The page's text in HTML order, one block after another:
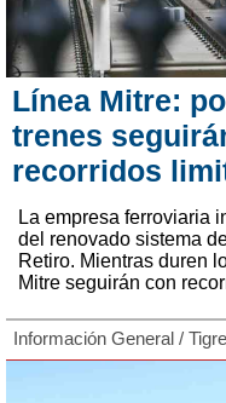
Línea Mitre:
trenes
recorridos
La empresa ferroviaria
del renovado sistema
Retiro. Mientras duren
Mitre seguirán con
Información General / Tigre